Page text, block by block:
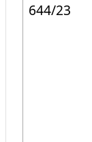
644/23